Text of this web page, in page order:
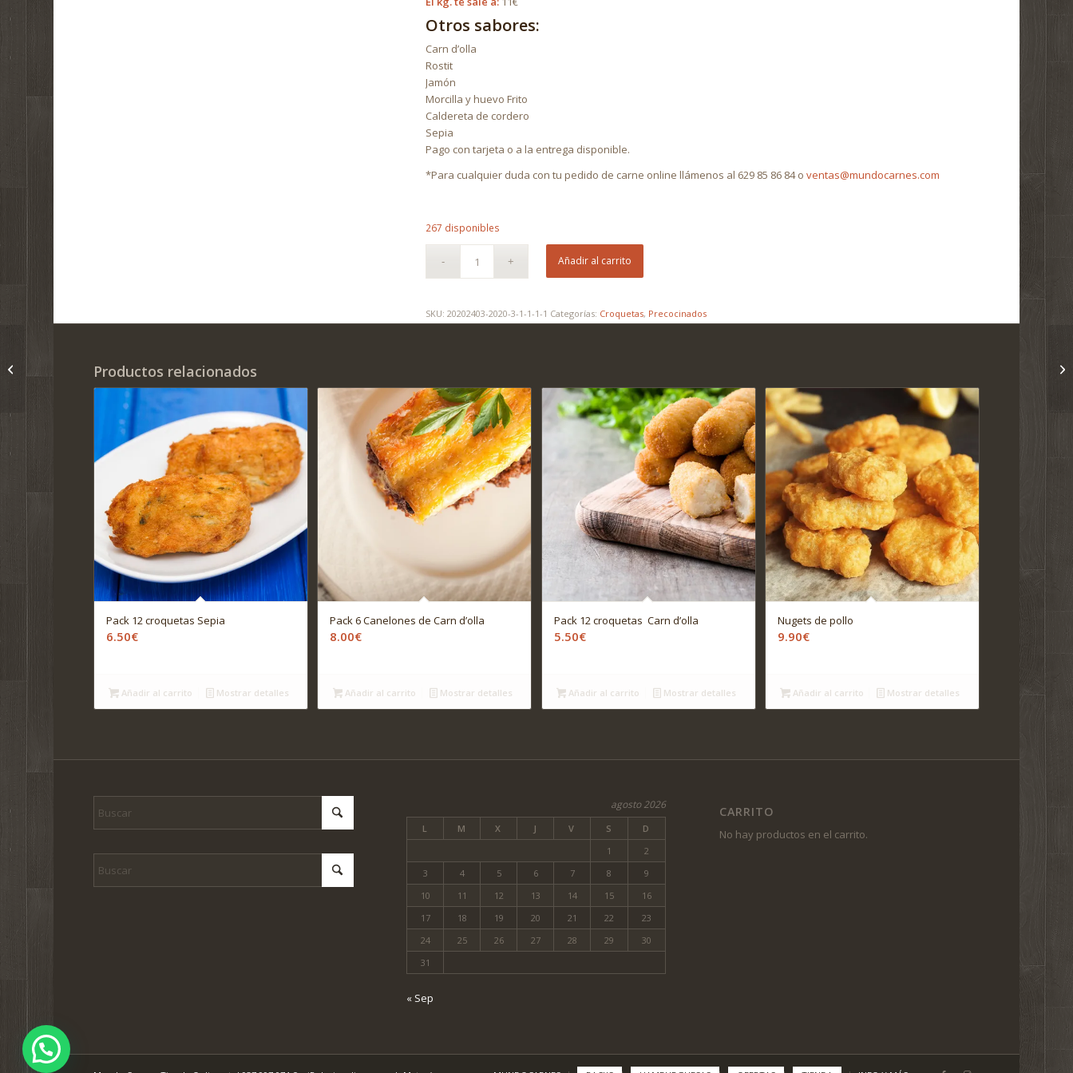
Otros sabores:
Carn d’olla
Rostit
Jamón
Morcilla y huevo Frito
Caldereta de cordero
Sepia
Pago con tarjeta o a la entrega disponible.
*Para cualquier duda con tu pedido de carne online llámenos al 629 85 86 84 oventas@mundocarnes.com
267 disponibles
Añadir al carrito
SKU:20202403-2020-3-1-1-1-1 Categorías: Croquetas, Precocinados
Productos relacionados
Pack 12 croquetas Sepia
6.50€
Añadir al carrito Mostrar detalles
Pack 6 Canelones de Carn d’olla
8.00€
Añadir al carrito Mostrar detalles
Pack 12 croquetas Carn d’olla
5.50€
Añadir al carrito Mostrar detalles
Nugets de pollo
9.90€
Añadir al carrito Mostrar detalles
agosto 2026
L M X J V S
D
1
2
3
4 5 6 7 8
9
10
11 12 13 14 15
16
17
18 19 20 21 22
23
24
25 26 27 28 29
30
31
« Sep
CARRITO
No hay productos en el carrito.
Carn d’olla